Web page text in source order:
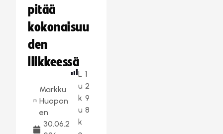
pitää
kokonaisuu
den
liikkeessä
Markku
Huopon
en
30.06.2
L
u
k
u
k
1
2
9
8